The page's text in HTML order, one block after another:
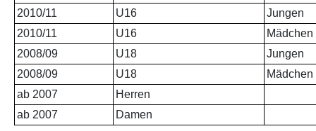
2010/11
U16
Jungen
2010/11
U16
Mädchen
2008/09
U18
Jungen
2008/09
U18
Mädchen
ab 2007
Herren
ab 2007
Damen